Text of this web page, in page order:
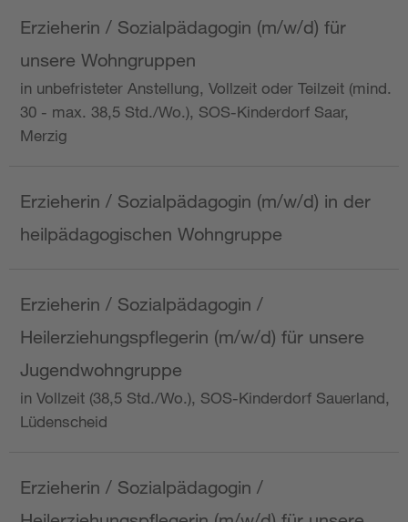
Erzieherin / Sozialpädagogin (m/w/d) für
unsere Wohngruppen
in unbefristeter Anstellung, Vollzeit oder Teilzeit (mind.
30 - max. 38,5 Std./Wo.), SOS-Kinderdorf Saar,
Merzig
Erzieherin / Sozialpädagogin (m/w/d) in der
heilpädagogischen Wohngruppe
Erzieherin / Sozialpädagogin /
Heilerziehungspflegerin (m/w/d) für unsere
Jugendwohngruppe
in Vollzeit (38,5 Std./Wo.), SOS-Kinderdorf Sauerland,
Lüdenscheid
Erzieherin / Sozialpädagogin /